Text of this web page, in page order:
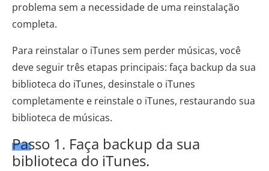
problema sem a necessidade de uma reinstalação
completa.
Para reinstalar o iTunes sem perder músicas, você
deve seguir três etapas principais: faça backup da sua
biblioteca do iTunes, desinstale o iTunes
completamente e reinstale o iTunes, restaurando sua
biblioteca de músicas.
Passo 1. Faça backup da sua
biblioteca do iTunes.